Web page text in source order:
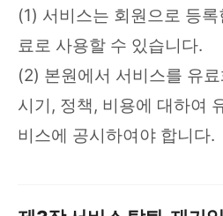
(1) 서비스는 회원으로 등
료로 사용할 수 있습니다.
(2) 본원에서 서비스를 유
시기, 정책, 비용에 대하여
비스에 공시하여야 합니다.